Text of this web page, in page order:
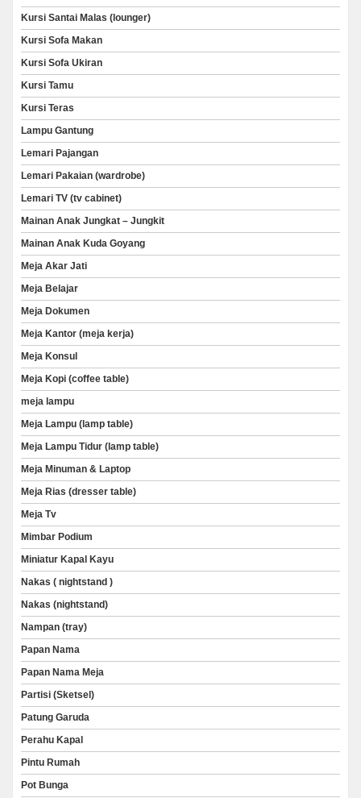
Kursi Santai Malas (lounger)
Kursi Sofa Makan
Kursi Sofa Ukiran
Kursi Tamu
Kursi Teras
Lampu Gantung
Lemari Pajangan
Lemari Pakaian (wardrobe)
Lemari TV (tv cabinet)
Mainan Anak Jungkat – Jungkit
Mainan Anak Kuda Goyang
Meja Akar Jati
Meja Belajar
Meja Dokumen
Meja Kantor (meja kerja)
Meja Konsul
Meja Kopi (coffee table)
meja lampu
Meja Lampu (lamp table)
Meja Lampu Tidur (lamp table)
Meja Minuman & Laptop
Meja Rias (dresser table)
Meja Tv
Mimbar Podium
Miniatur Kapal Kayu
Nakas ( nightstand )
Nakas (nightstand)
Nampan (tray)
Papan Nama
Papan Nama Meja
Partisi (Sketsel)
Patung Garuda
Perahu Kapal
Pintu Rumah
Pot Bunga